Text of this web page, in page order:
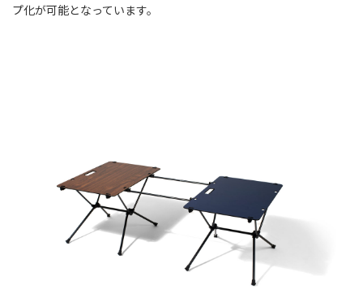
プ化が可能となっています。